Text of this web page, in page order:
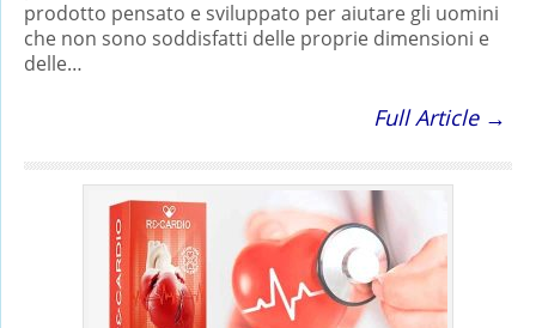
prodotto pensato e sviluppato per aiutare gli uomini
che non sono soddisfatti delle proprie dimensioni e
delle…
Full Article →